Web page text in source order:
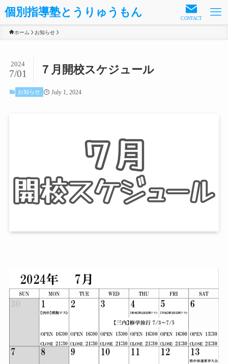
個別指導塾とうりゅうもん CONTACT
ホーム お知らせ
７月開校スケジュール
2024
7/01
お知らせ July 1, 2024